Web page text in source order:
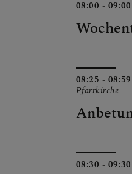
08:00 -
08:25 -
Pfarrkirche
08:30 -